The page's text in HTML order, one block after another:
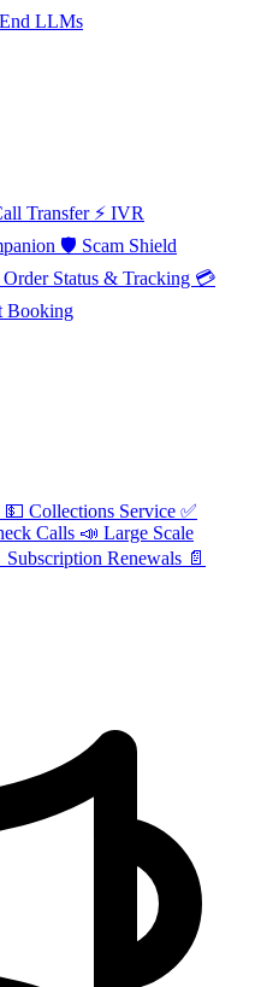
LLMs
Transfer ⚡️ IVR
🛡️ Scam Shield
Order Status & Tracking 💳
Booking
💵 Collections Service ✅
Calls 📣 Large Scale
Subscription Renewals 📄